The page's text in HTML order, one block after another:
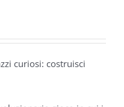
curiosi: costruisci